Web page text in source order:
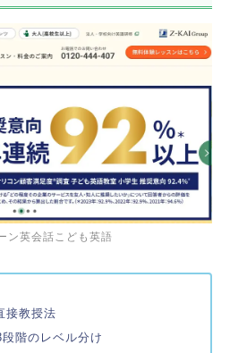
ン英会話こども英語
接教授法
階のレベル分け